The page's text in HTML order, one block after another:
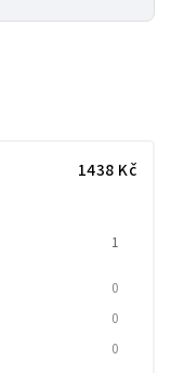
1438 Kč
1
0
0
0